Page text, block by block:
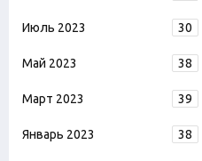
Июль 2023 30
Май 2023 38
Март 2023 39
Январь 2023 38